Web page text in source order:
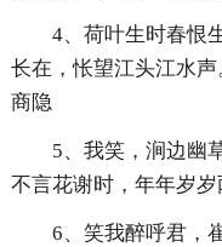
4、荷叶生时春恨
长在，怅望江头江水
商隐
5、我笑，涧边幽
不言花谢时，年年岁岁
6、笑我醉呼君，